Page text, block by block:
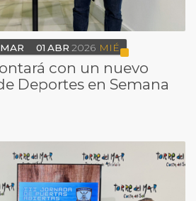
MAR 01 ABR 2026 MIÉ
con un nuevo
Deportes en Semana